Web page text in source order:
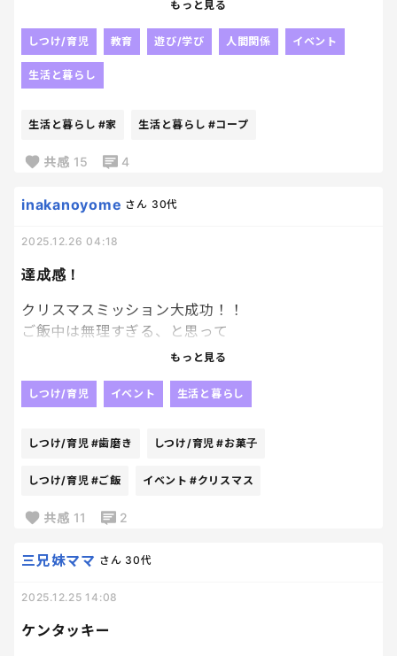
もうさ、ここまできたら鮭、養殖する？
ベランダにいけす置く？
ね？
お正月食べようねでかわしてきたけど、未来の自分
同じような状況の人いる？
ゃないって信じてる！
特に長男にくれた子供用スコープ。
結構面白くて大人も使える😂！
長男の性格をわかりすぎてて
ただ、冷蔵庫と壁の隙間とか
スコープで見るから
いちいちお知らせされるようになった笑
おかげさまでお家がきれいになっていくよ～笑
もっと見る
しつけ/育児 教育 遊び/学び 人間関係 イベント
生活と暮らし
生活と暮らし #家 生活と暮らし #コープ
共感 15 4
達成感！
inakanoyome さん 30代
2025.12.26 04:18
クリスマスミッション大成功！！
ご飯中は無理すぎる、と思って
お風呂に入るタイミングで
あとから一緒に入って
必死になった😂
大満足でプレゼント🎁開封して
今までで一番のクリスマスだったらしい🎅笑
今日はどれを食べようか吟味中…😂
もっと見る
しつけ/育児 イベント 生活と暮らし
しつけ/育児 #歯磨き しつけ/育児 #お菓子
しつけ/育児 #ご飯 イベント #クリスマス
共感 11 2
ケンタッキー
三兄妹ママ さん 30代
2025.12.25 14:08